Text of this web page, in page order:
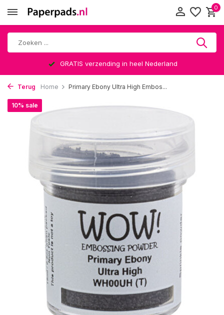
0
GRATIS verzending in heel Nederland
Terug Home Primary Ebony Ultra High Embos...
10% sale